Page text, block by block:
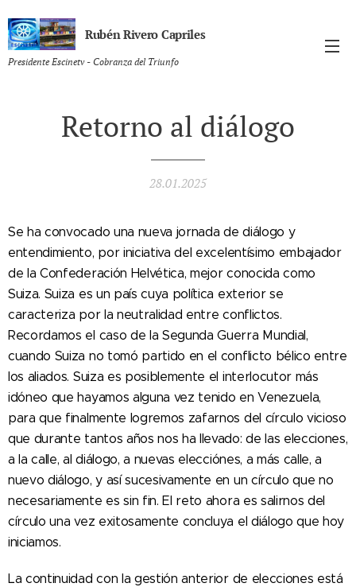
Rubén Rivero Capriles
Presidente Escinetv - Cobranza del Triunfo
Retorno al diálogo
28.01.2025
Se ha convocado una nueva jornada de diálogo y
entendimiento, por iniciativa del excelentísimo embajador
de la Confederación Helvética, mejor conocida como
Suiza. Suiza es un país cuya política exterior se
caracteriza por la neutralidad entre conflictos.
Recordamos el caso de la Segunda Guerra Mundial,
cuando Suiza no tomó partido en el conflicto bélico entre
los aliados. Suiza es posiblemente el interlocutor más
idóneo que hayamos alguna vez tenido en Venezuela,
para que finalmente logremos zafarnos del círculo vicioso
que durante tantos años nos ha llevado: de las elecciones,
a la calle, al diálogo, a nuevas elecciónes, a más calle, a
nuevo diálogo, y así sucesivamente en un círculo que no
necesariamente es sin fin. El reto ahora es salirnos del
círculo una vez exitosamente concluya el diálogo que hoy
iniciamos.
La continuidad con la gestión anterior de elecciones está